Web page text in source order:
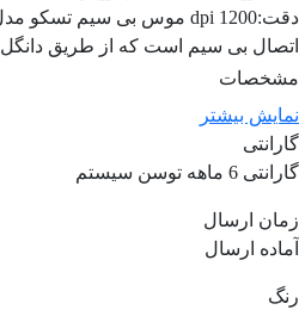
اتصال بی سیم است که از طریق دانگل USB به لپ تاپ و...
مشخصات
نمایش بیشتر
گارانتی
گارانتی 6 ماهه توسن سیستم
زمان ارسال
آماده ارسال
رنگ